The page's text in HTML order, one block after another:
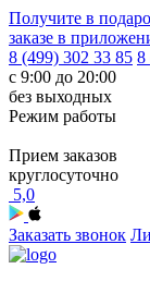
Получите в
заказе в
8 (499) 302 33 85 8
с 9:00 до 20:00
без выходных
Режим работы
Прием заказов
круглосуточно
5,0
Заказать звонок